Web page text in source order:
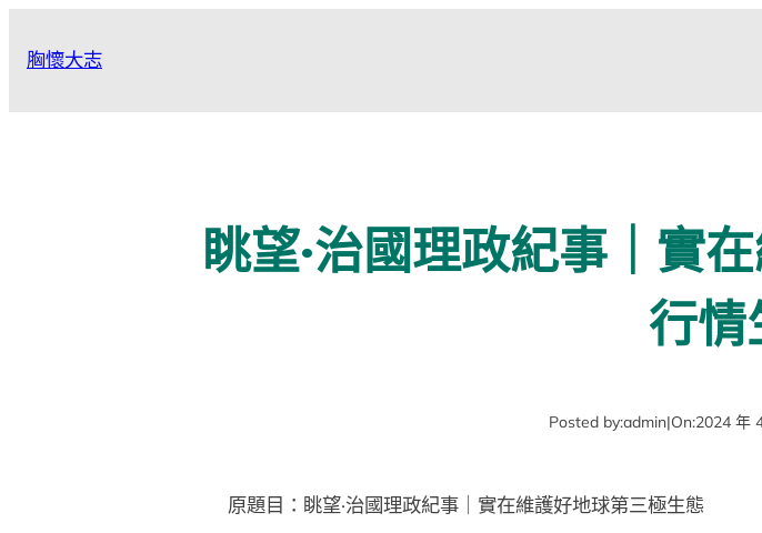
胸懷大志
眺望·治國理政紀事｜實
行情
Posted by:admin|On:2024 年
原題目：眺望·治國理政紀事｜實在維護好地球第三極生態